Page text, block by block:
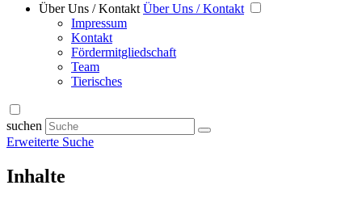
Über Uns / Kontakt Über Uns / Kontakt
Impressum
Kontakt
Fördermitgliedschaft
Team
Tierisches
suchen
Erweiterte Suche
Inhalte